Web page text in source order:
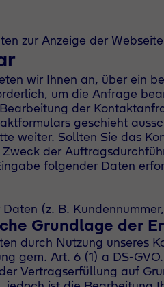
zur Anzeige der
wir Ihnen an, über ein
um die Anfrage
der
geschieht
weiter. Sollten Sie das
der
folgender Daten
(z. B.
Grundlage der
durch Nutzung unseres
gem. Art. 6 (1) a DS-
Vertragserfüllung auf